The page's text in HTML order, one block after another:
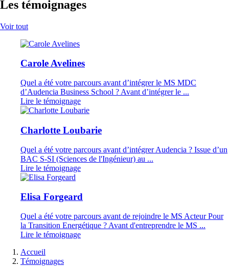
Les témoignages
Voir tout
Carole Avelines
Quel a été votre parcours avant d’intégrer le MS MDC
d’Audencia Business School ? Avant d’intégrer le ...
Lire le témoignage
Charlotte Loubarie
Quel a été votre parcours avant d’intégrer Audencia ? Issue d’un
BAC S-SI (Sciences de l'Ingénieur) au ...
Lire le témoignage
Elisa Forgeard
Quel a été votre parcours avant de rejoindre le MS Acteur Pour
la Transition Energétique ? Avant d'entreprendre le MS ...
Lire le témoignage
d'Ariane
Accueil
Témoignages